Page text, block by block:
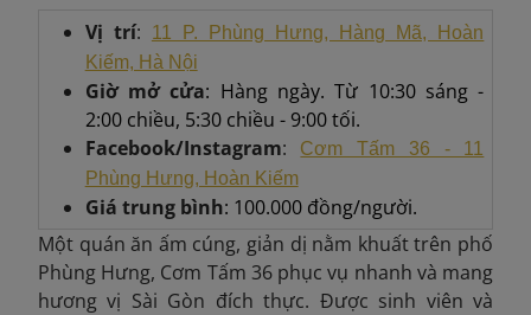
Vị trí:
11 P. Phùng Hưng, Hàng Mã, Hoàn
Kiếm, Hà Nội
Giờ mở cửa: Hàng ngày. Từ 10:30 sáng -
2:00 chiều, 5:30 chiều - 9:00 tối.
Facebook/Instagram:
Cơm Tấm 36 - 11
Phùng Hưng, Hoàn Kiếm
Giá trung bình: 100.000 đồng/người.
Một quán ăn ấm cúng, giản dị nằm khuất trên phố
Phùng Hưng, Cơm Tấm 36 phục vụ nhanh và mang
hương vị Sài Gòn đích thực. Được sinh viên và